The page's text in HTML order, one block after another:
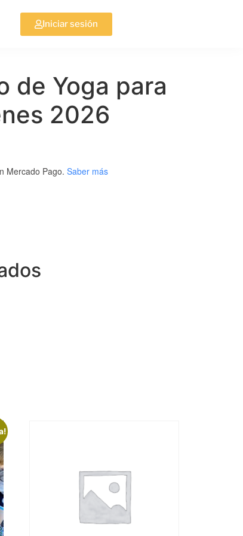
Iniciar sesión
de Yoga para
2026
Mercado Pago. Saber más